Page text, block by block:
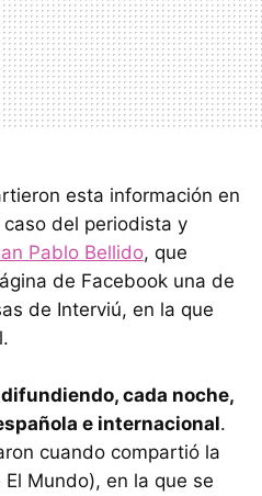
esta información en
del periodista y
Pablo Bellido, que
de Facebook una de
de Interviú, en la que
cada noche,
e internacional.
cuando compartió la
Mundo), en la que se